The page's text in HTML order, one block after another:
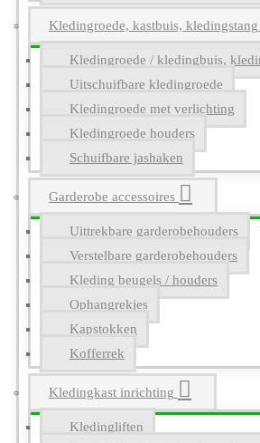
Kledingroede, kastbuis, kledingstang
Kledingroede / kledingbuis,
Uitschuifbare kledingroede
Kledingroede met verlichting
Kledingroede houders
Schuifbare jashaken
Garderobe accessoires
Uittrekbare garderobehouders
Verstelbare garderobehouders
Kleding beugels / houders
Ophangrekjes
Kapstokken
Kofferrek
Kledingkast inrichting
Kledingliften